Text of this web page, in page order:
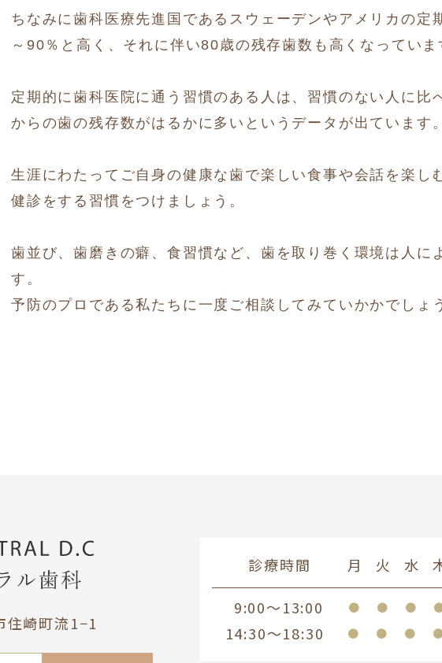
ちなみに歯科医療先進国であるスウェーデンやアメリカの定
～90％と高く、それに伴い80歳の残存歯数も高くなっていま
定期的に歯科医院に通う習慣のある人は、習慣のない人に比
からの歯の残存数がはるかに多いというデータが出ています。
生涯にわたってご自身の健康な歯で楽しい食事や会話を楽し
健診をする習慣をつけましょう。
歯並び、歯磨きの癖、食習慣など、歯を取り巻く環境は人に
す。
予防のプロである私たちに一度ご相談してみていかかでしょ
崎町流1−1
診療時間 月 火 水
9:00～13:00 ● ● ●
14:30～18:30 ● ● ●